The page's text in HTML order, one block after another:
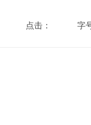
点击： 字